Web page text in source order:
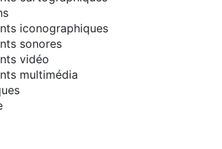
iconographiques
sonores
vidéo
multimédia